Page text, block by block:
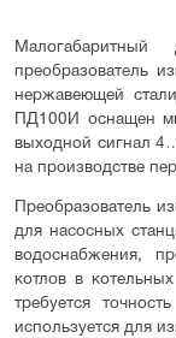
преобразователь
нержавеющей
ПД100И оснащен
выходной сигнал
на производстве
Преобразователь
для насосных
водоснабжения,
котлов в
требуется
используется для